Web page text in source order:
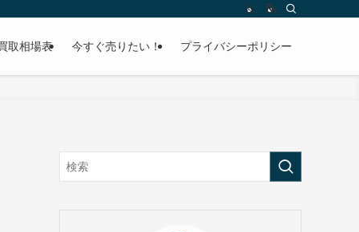
取相場表 今すぐ売りたい！ プライバシーポリシー